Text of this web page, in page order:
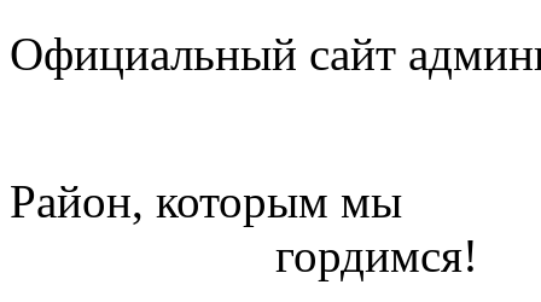
Официальный сайт
Район, которым мы
гордимся!